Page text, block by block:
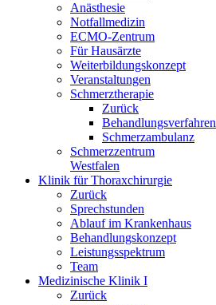
Anästhesie
Notfallmedizin
ECMO-Zentrum
Für Hausärzte
Weiterbildungskonzept
Veranstaltungen
Schmerztherapie
Zurück
Behandlungsverfahren
Schmerzambulanz
Schmerzzentrum
Westfalen
Klinik für Thoraxchirurgie
Zurück
Sprechstunden
Ablauf im Krankenhaus
Behandlungskonzept
Leistungsspektrum
Team
Medizinische Klinik I
Zurück